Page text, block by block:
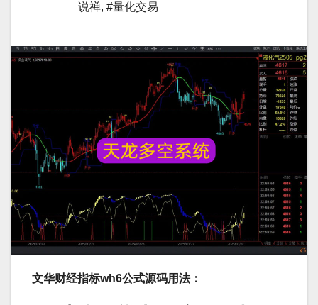
说禅, #量化交易
文华财经指标wh6公式源码用法：